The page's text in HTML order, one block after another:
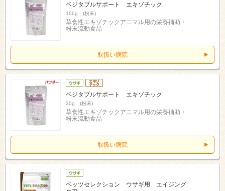
ベジタブルサポート エキゾチック
100g (粉末)
草食性エキゾチックアニマル用の栄養補助・
粉末流動食品
取扱い病院
ベジタブルサポート エキゾチック
30g (粉末)
草食性エキゾチックアニマル用の栄養補助・
粉末流動食品
取扱い病院
ベッツセレクション ウサギ用 エイジング